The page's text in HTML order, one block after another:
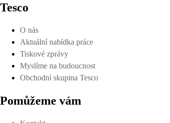
Tesco
O nás
Aktuální nabídka práce
Tiskové zprávy
Myslíme na budoucnost
Obchodní skupina Tesco
Pomůžeme vám